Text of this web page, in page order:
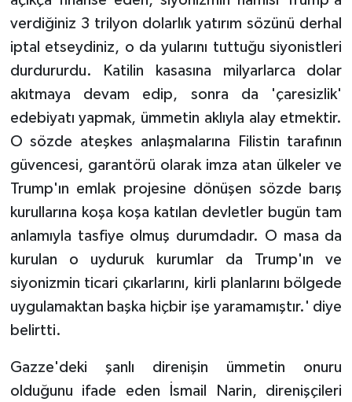
verdiğiniz 3 trilyon dolarlık yatırım sözünü derhal
iptal etseydiniz, o da yularını tuttuğu siyonistleri
durdururdu. Katilin kasasına milyarlarca dolar
akıtmaya devam edip, sonra da 'çaresizlik'
edebiyatı yapmak, ümmetin aklıyla alay etmektir.
O sözde ateşkes anlaşmalarına Filistin tarafının
güvencesi, garantörü olarak imza atan ülkeler ve
Trump'ın emlak projesine dönüşen sözde barış
kurullarına koşa koşa katılan devletler bugün tam
anlamıyla tasfiye olmuş durumdadır. O masa da
kurulan o uyduruk kurumlar da Trump'ın ve
siyonizmin ticari çıkarlarını, kirli planlarını bölgede
uygulamaktan başka hiçbir işe yaramamıştır.' diye
belirtti.
Gazze'deki şanlı direnişin ümmetin onuru
olduğunu ifade eden İsmail Narin, direnişçileri